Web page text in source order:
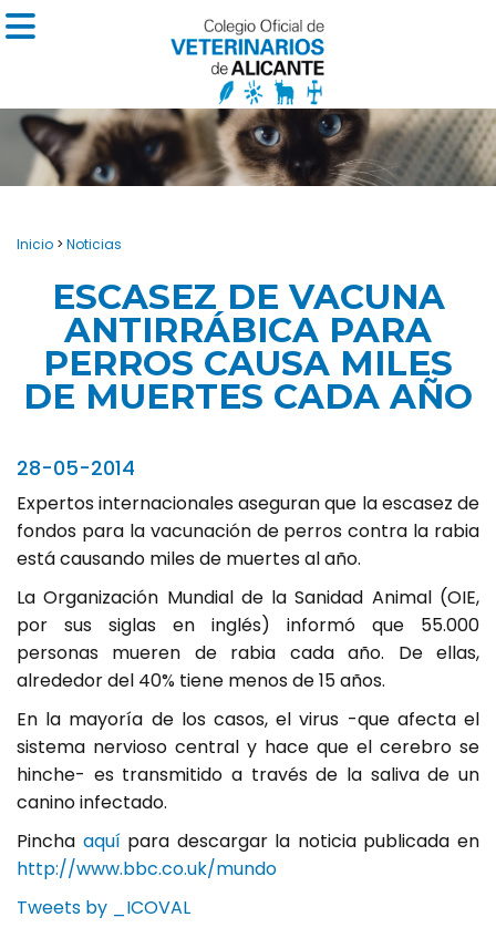
Inicio > Noticias
ESCASEZ DE VACUNA
ANTIRRÁBICA PARA
PERROS CAUSA MILES
DE MUERTES CADA AÑO
28-05-2014
Expertos internacionales aseguran que la escasez de
fondos para la vacunación de perros contra la rabia
está causando miles de muertes al año.
La Organización Mundial de la Sanidad Animal (OIE,
por sus siglas en inglés) informó que 55.000
personas mueren de rabia cada año. De ellas,
alrededor del 40% tiene menos de 15 años.
En la mayoría de los casos, el virus -que afecta el
sistema nervioso central y hace que el cerebro se
hinche- es transmitido a través de la saliva de un
canino infectado.
Pincha aquípara descargar la noticia publicada en
http://www.bbc.co.uk/mundo
Tweets by _ICOVAL